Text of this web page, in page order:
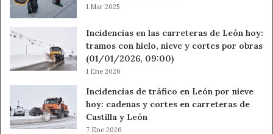
1 Mar 2025
Incidencias en las carreteras de León hoy:
tramos con hielo, nieve y cortes por obras
(01/01/2026, 09:00)
1 Ene 2026
Incidencias de tráfico en León por nieve
hoy: cadenas y cortes en carreteras de
Castilla y León
7 Ene 2026